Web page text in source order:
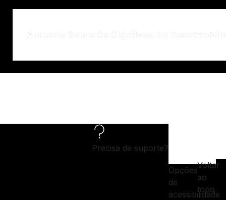
Precisa de suporte?
Opções
de
acessibilidade
Voltar
ao
topo